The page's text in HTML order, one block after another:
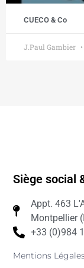
CUECO & Co
J.Paul Gambier
Siège social
Appt. 463
Montpellier
+33 (0)984
Mentions